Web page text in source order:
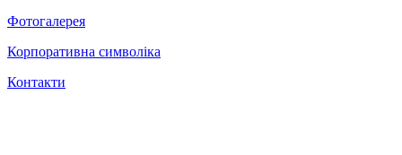
Фотогалерея
Корпоративна символіка
Контакти